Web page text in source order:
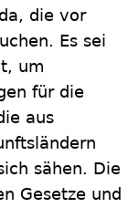
die vor
Es sei
um
für die
aus
sähen. Die
Gesetze und